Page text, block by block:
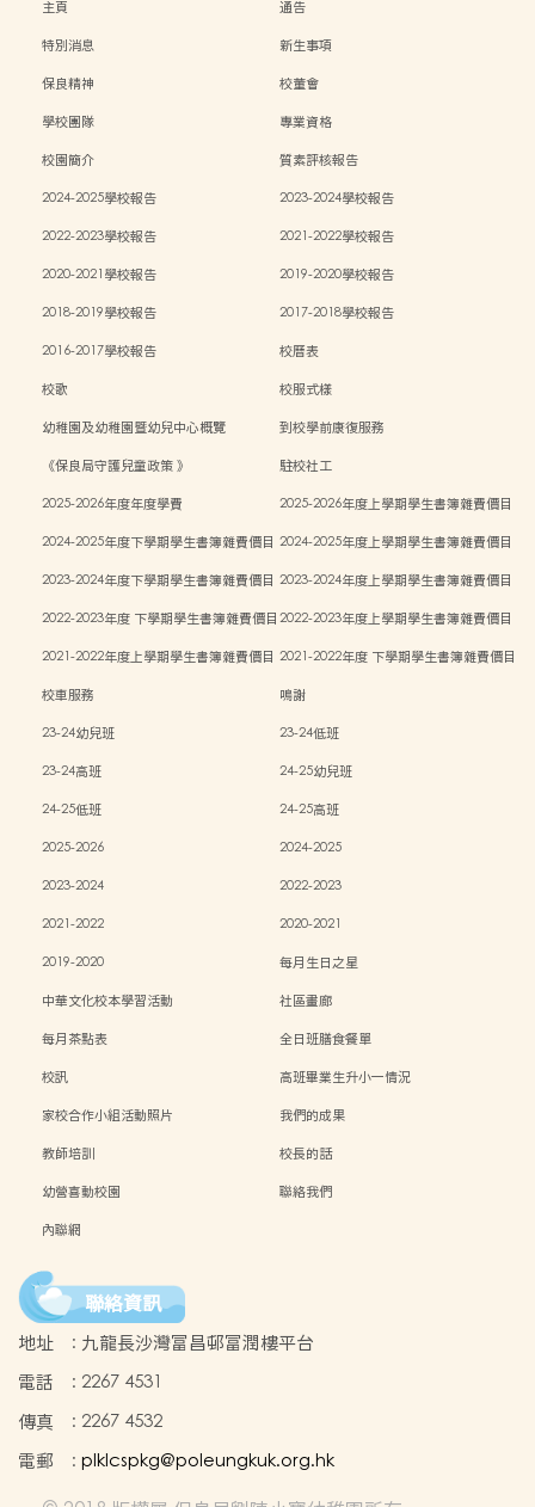
主頁
通告
特別消息
新生事項
保良精神
校董會
學校團隊
專業資格
校園簡介
質素評核報告
2024-2025學校報告
2023-2024學校報告
2022-2023學校報告
2021-2022學校報告
2020-2021學校報告
2019-2020學校報告
2018-2019學校報告
2017-2018學校報告
2016-2017學校報告
校曆表
校歌
校服式樣
幼稚園及幼稚園暨幼兒中心概覽
到校學前康復服務
《保良局守護兒童政策 》
駐校社工
2025-2026年度年度學費
2025-2026年度上學期學生書簿雜費價目
2024-2025年度下學期學生書簿雜費價目 2024-2025年度上學期學生書簿雜費價目
2023-2024年度下學期學生書簿雜費價目 2023-2024年度上學期學生書簿雜費價目
2022-2023年度 下學期學生書簿雜費價目2022-2023年度上學期學生書簿雜費價目
2021-2022年度上學期學生書簿雜費價目 2021-2022年度 下學期學生書簿雜費價目
校車服務
鳴謝
23-24幼兒班
23-24低班
23-24高班
24-25幼兒班
24-25低班
24-25高班
2025-2026
2024-2025
2023-2024
2022-2023
2021-2022
2020-2021
2019-2020
每月生日之星
中華文化校本學習活動
社區畫廊
每月茶點表
全日班膳食餐單
校訊
高班畢業生升小一情況
家校合作小組活動照片
我們的成果
教師培訓
校長的話
幼營喜動校園
聯絡我們
內聯網
聯絡資訊
地址 : 九龍長沙灣富昌邨富潤樓平台
電話
: 2267 4531
傳真
: 2267 4532
電郵
: plklcspkg@poleungkuk.org.hk